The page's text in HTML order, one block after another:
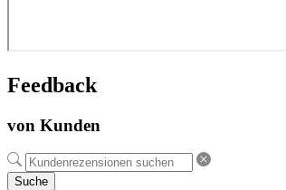
Feedback
von Kunden
Suche